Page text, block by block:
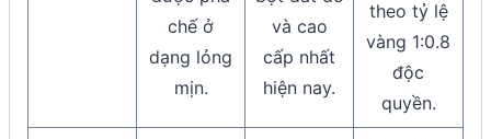
chế ở
dạng lỏng
mịn.
và cao
cấp nhất
hiện nay.
theo tỷ lệ
vàng 1:0.8
độc
quyền.